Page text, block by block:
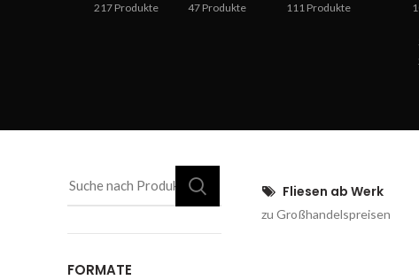
217 Produkte 47 Produkte 111 Produkte
Fliesen ab Werk
zu Großhandelspreisen
FORMATE